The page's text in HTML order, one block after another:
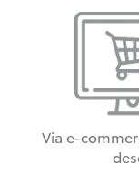
Via e-